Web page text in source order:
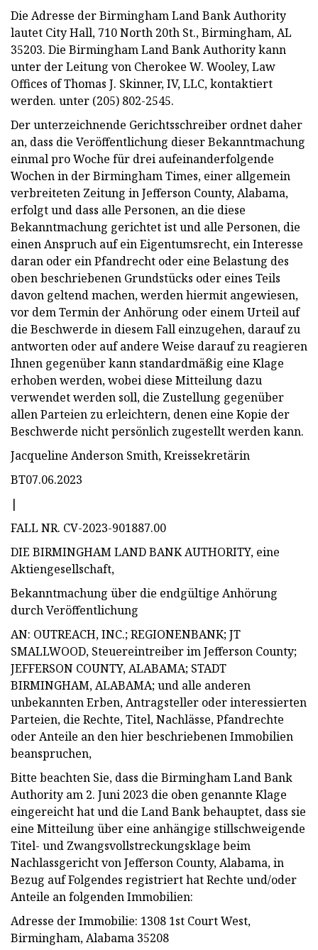
Die Adresse der Birmingham Land Bank Authority
lautet City Hall, 710 North 20th St., Birmingham, AL
35203. Die Birmingham Land Bank Authority kann
unter der Leitung von Cherokee W. Wooley, Law
Offices of Thomas J. Skinner, IV, LLC, kontaktiert
werden. unter (205) 802-2545.
Der unterzeichnende Gerichtsschreiber ordnet daher
an, dass die Veröffentlichung dieser Bekanntmachung
einmal pro Woche für drei aufeinanderfolgende
Wochen in der Birmingham Times, einer allgemein
verbreiteten Zeitung in Jefferson County, Alabama,
erfolgt und dass alle Personen, an die diese
Bekanntmachung gerichtet ist und alle Personen, die
einen Anspruch auf ein Eigentumsrecht, ein Interesse
daran oder ein Pfandrecht oder eine Belastung des
oben beschriebenen Grundstücks oder eines Teils
davon geltend machen, werden hiermit angewiesen,
vor dem Termin der Anhörung oder einem Urteil auf
die Beschwerde in diesem Fall einzugehen, darauf zu
antworten oder auf andere Weise darauf zu reagieren
Ihnen gegenüber kann standardmäßig eine Klage
erhoben werden, wobei diese Mitteilung dazu
verwendet werden soll, die Zustellung gegenüber
allen Parteien zu erleichtern, denen eine Kopie der
Beschwerde nicht persönlich zugestellt werden kann.
Jacqueline Anderson Smith, Kreissekretärin
BT07.06.2023
|
FALL NR. CV-2023-901887.00
DIE BIRMINGHAM LAND BANK AUTHORITY, eine
Aktiengesellschaft,
Bekanntmachung über die endgültige Anhörung
durch Veröffentlichung
AN: OUTREACH, INC.; REGIONENBANK; JT
SMALLWOOD, Steuereintreiber im Jefferson County;
JEFFERSON COUNTY, ALABAMA; STADT
BIRMINGHAM, ALABAMA; und alle anderen
unbekannten Erben, Antragsteller oder interessierten
Parteien, die Rechte, Titel, Nachlässe, Pfandrechte
oder Anteile an den hier beschriebenen Immobilien
beanspruchen,
Bitte beachten Sie, dass die Birmingham Land Bank
Authority am 2. Juni 2023 die oben genannte Klage
eingereicht hat und die Land Bank behauptet, dass sie
eine Mitteilung über eine anhängige stillschweigende
Titel- und Zwangsvollstreckungsklage beim
Nachlassgericht von Jefferson County, Alabama, in
Bezug auf Folgendes registriert hat Rechte und/oder
Anteile an folgenden Immobilien:
Adresse der Immobilie: 1308 1st Court West,
Birmingham, Alabama 35208